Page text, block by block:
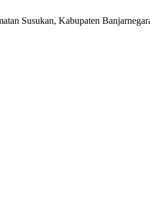
Susukan, Kabupaten